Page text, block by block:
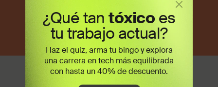
cuenta
Aprender data desde cero por tu cuenta
¿Qué tan tóxico es
tu trabajo actual?
Haz el quiz, arma tu bingo y explora
una carrera en tech más equilibrada
con hasta un 40% de descuento.